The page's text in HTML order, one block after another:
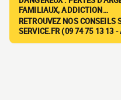
FAMILIAUX, ADDICTION…
RETROUVEZ NOS CONSEILS
SERVICE.FR (09 74 75 13 13